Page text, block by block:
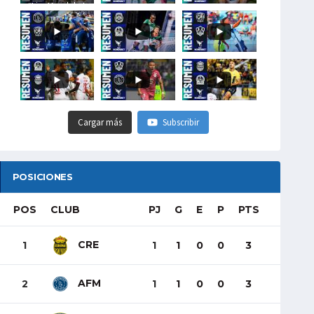
#LigaHondubet
Cargar más Subscribir
POSICIONES
POS CLUB PJ G E P PTS
1 CRE 1 1 0 0 3
2 AFM 1 1 0 0 3